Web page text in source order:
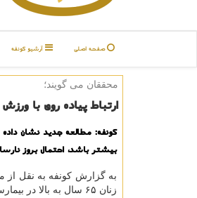
صفحه اصلی آرشیو كونفه
محققان می گویند؛
ارتباط پیاده روی با
كونفه: مطالعه جدید نشان
بیشتر باشد، احتمال بروز
به گزارش كونفه به نقل
زنان ۶۵ سال به بالا در بیمارستان است.